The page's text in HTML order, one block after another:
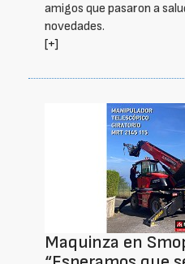
amigos que pasaron a
novedades.
[+]
Maquinza en